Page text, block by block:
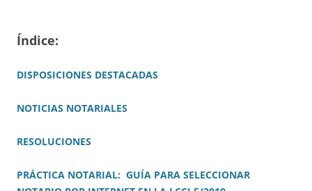
Índice:
DISPOSICIONES DESTACADAS
NOTICIAS NOTARIALES
RESOLUCIONES
PRÁCTICA NOTARIAL: GUÍA PARA SELECCIONAR